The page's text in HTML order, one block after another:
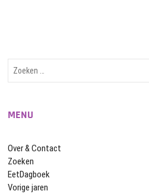
MENU
Over & Contact
Zoeken
EetDagboek
Vorige jaren